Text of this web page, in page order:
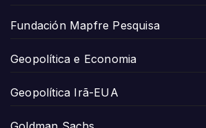
Fundación Mapfre Pesquisa
Geopolítica e Economia
Geopolítica Irã-EUA